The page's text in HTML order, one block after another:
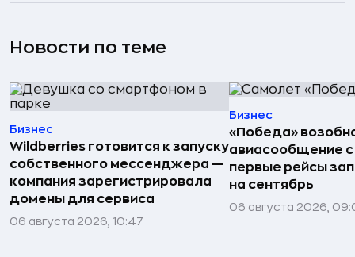
Новости по теме
Бизнес
Wildberries готовится к запуску
собственного мессенджера —
компания зарегистрировала
домены для сервиса
06 августа 2026, 10:47
Бизнес
«Победа»
авиасообщение
первые рейсы
на сентябрь
06 августа 2026,